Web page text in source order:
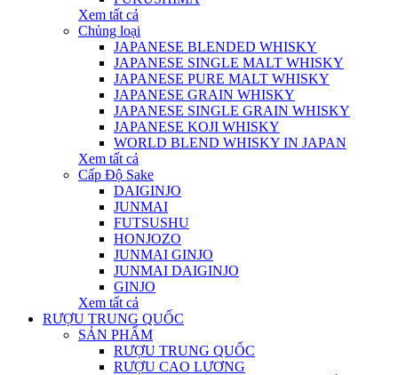
Xem tất cả
Chủng loại
JAPANESE BLENDED WHISKY
JAPANESE SINGLE MALT WHISKY
JAPANESE PURE MALT WHISKY
JAPANESE GRAIN WHISKY
JAPANESE SINGLE GRAIN WHISKY
JAPANESE KOJI WHISKY
WORLD BLEND WHISKY IN JAPAN
Xem tất cả
Cấp Độ Sake
DAIGINJO
JUNMAI
FUTSUSHU
HONJOZO
JUNMAI GINJO
JUNMAI DAIGINJO
GINJO
Xem tất cả
RƯỢU TRUNG QUỐC
SẢN PHẨM
RƯỢU TRUNG QUỐC
RƯỢU CAO LƯƠNG